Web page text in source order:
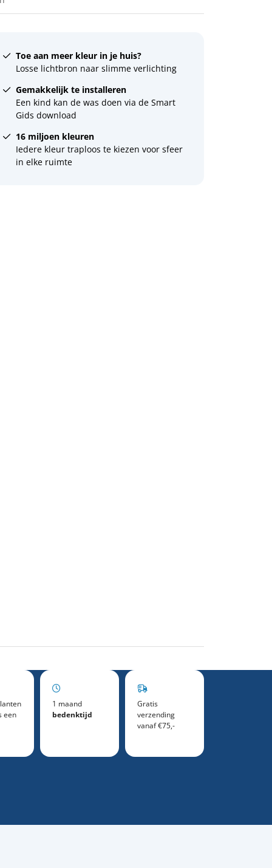
Toe aan meer kleur in je huis?
Losse lichtbron naar slimme verlichting
Gemakkelijk te installeren
Een kind kan de was doen via de Smart
Gids download
16 miljoen kleuren
Iedere kleur traploos te kiezen voor sfeer
in elke ruimte
een
1 maand
bedenktijd
Gratis
verzending
vanaf €75,-